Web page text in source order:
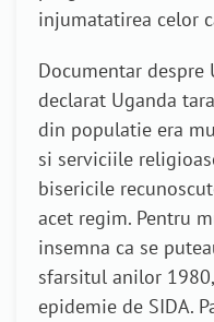
injumatatirea celor
Documentar despre
declarat Uganda
din populatie era
si serviciile
bisericile
acet regim. Pentru
insemna ca se
sfarsitul anilor
epidemie de SIDA.